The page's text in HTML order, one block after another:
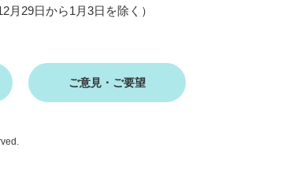
月29日から1月3日を除く）
ご意見・ご要望